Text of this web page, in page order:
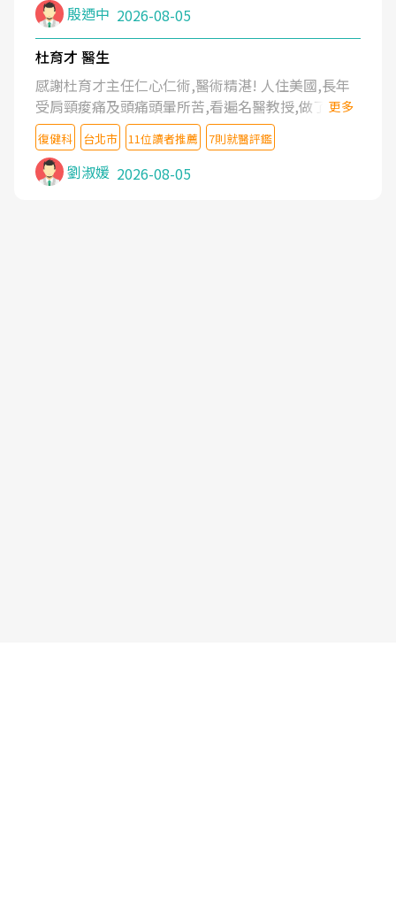
殷迺中 2026-08-05
杜育才 醫生
感謝杜育才主任仁心仁術,醫術精湛! 人住美國,長年
受肩頸痠痛及頭痛頭暈所苦,看遍名醫教授,做了各種
檢查,也嘗試過西醫打針,中醫針灸及物理徒手治療都
沒有用,後來連吃到嗎啡類止痛藥都效果有限,只是壓
症狀,沒多久就痛起來,多年失眠嚴重影響生活品質.
台灣親友介紹忠孝醫院杜育才主任是頸頭症候群專
更多
復健科 台北市 11位讀者推薦 7則就醫評鑑
劉淑媛 2026-08-05